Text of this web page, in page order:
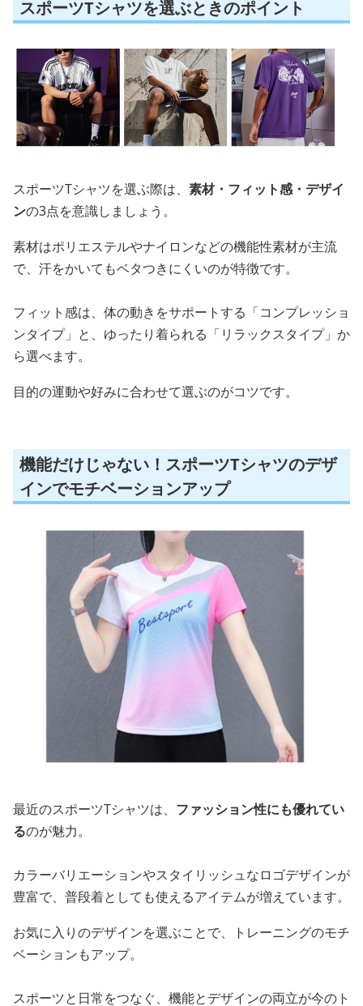
スポーツTシャツを選ぶときのポイント
スポーツTシャツを選ぶ際は、 素材・フィット感・デザイ
ンの3点を意識しましょう。
素材はポリエステルやナイロンなどの機能性素材が主流
で、汗をかいてもベタつきにくいのが特徴です。
フィット感は、体の動きをサポートする「コンプレッショ
ンタイプ」と、ゆったり着られる「リラックスタイプ」か
ら選べます。
目的の運動や好みに合わせて選ぶのがコツです。
機能だけじゃない！スポーツTシャツのデザ
インでモチベーションアップ
最近のスポーツTシャツは、 ファッション性にも優れてい
るのが魅力。
カラーバリエーションやスタイリッシュなロゴデザインが
豊富で、普段着としても使えるアイテムが増えています。
お気に入りのデザインを選ぶことで、トレーニングのモチ
ベーションもアップ。
スポーツと日常をつなぐ、機能とデザインの両立が今のト